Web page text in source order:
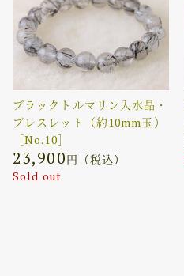
ブラックトルマリン入水晶・
ブレスレット（約10mm玉）
［No.10］
23,900円（税込）
Sold out